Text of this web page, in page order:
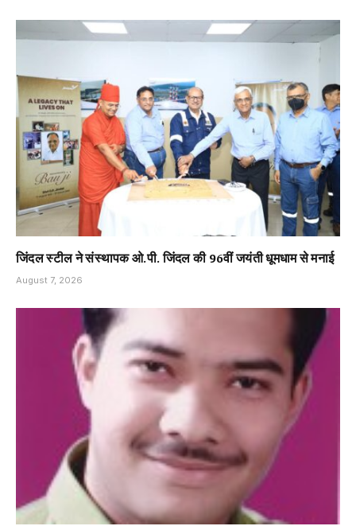
जिंदल स्टील ने संस्थापक ओ.पी. जिंदल की 96वीं जयंती धूमधाम से मनाई
August 7, 2026